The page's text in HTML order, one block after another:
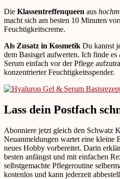
Die Klassentreffenqueen aus
macht sich am besten 10 Minuten
Feuchtigkeitscreme.
Als Zusatz in Kosmetik Du kannst
dem Basisgel aufwerten. Ich finde
Serum einfach vor der Pflege
konzentrierter Feuchtigkeitsspender.
Lass dein Postfach
Abonniere jetzt gleich den Schwatz
Neuanmeldungen wartet eine kleine
neues Hobby vorbereitet. Darin
besten anfängst und mit einfachen
selbstgemachte Pflegeroutine
kostenlos und kann jederzeit